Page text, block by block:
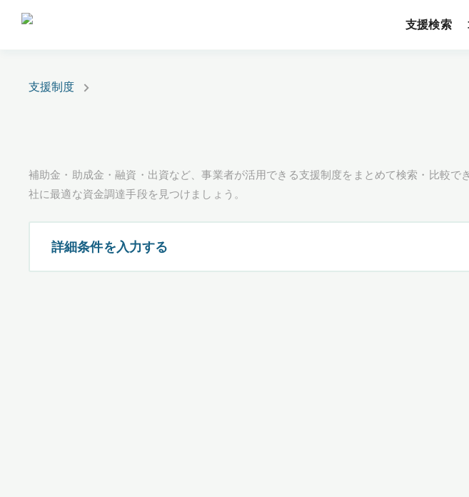
支援検索
支援制度
補助金・助成金・融資・出資など、事業者が活用できる支援制度をまとめて検索・比較で
社に最適な資金調達手段を見つけましょう。
詳細条件を入力する